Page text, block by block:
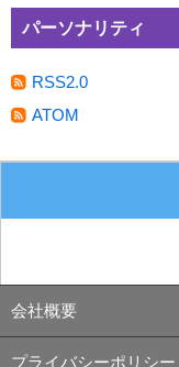
パーソナリティ
RSS2.0
ATOM
会社概要
プライバシーポリシー